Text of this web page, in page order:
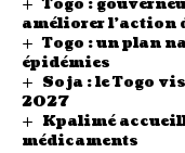
Togo :
améliorer l’action
Togo : un plan
épidémies
Soja : le Togo
2027
Kpalimé
médicaments